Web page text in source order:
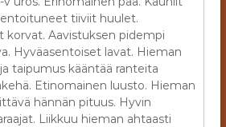
tiiviit huulet.
korvat. Aavistuksen pidempi
Hyväasentoiset lavat. Hieman
taipumus kääntää ranteita
Etinomainen luusto. Hieman
hännän pituus. Hyvin
Liikkuu hieman ahtaasti